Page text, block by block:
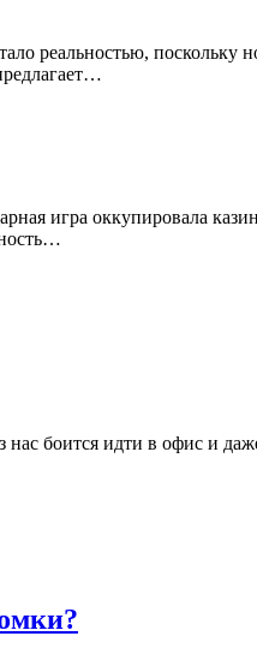
реальностью,
игра оккупировала
боится идти в офис и